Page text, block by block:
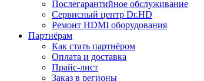
Послегарантийное обслуживание
Сервисный центр Dr.HD
Ремонт HDMI оборудования
Партнёрам
Как стать партнёром
Оплата и доставка
Прайс-лист
Заказ в регионы